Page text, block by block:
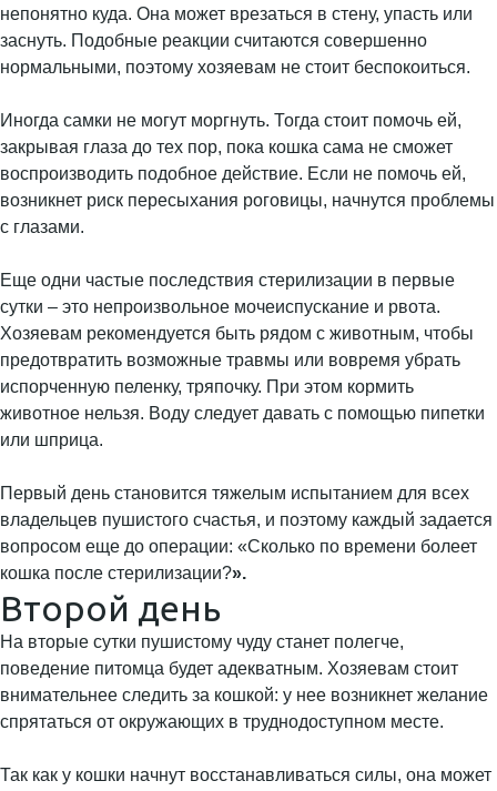
непонятно куда. Она может врезаться в стену, упасть или
заснуть. Подобные реакции считаются совершенно
нормальными, поэтому хозяевам не стоит беспокоиться.
Иногда самки не могут моргнуть. Тогда стоит помочь ей,
закрывая глаза до тех пор, пока кошка сама не сможет
воспроизводить подобное действие. Если не помочь ей,
возникнет риск пересыхания роговицы, начнутся проблемы
с глазами.
Еще одни частые последствия стерилизации в первые
сутки – это непроизвольное мочеиспускание и рвота.
Хозяевам рекомендуется быть рядом с животным, чтобы
предотвратить возможные травмы или вовремя убрать
испорченную пеленку, тряпочку. При этом кормить
животное нельзя. Воду следует давать с помощью пипетки
или шприца.
Первый день становится тяжелым испытанием для всех
владельцев пушистого счастья, и поэтому каждый задается
вопросом еще до операции: «Сколько по времени болеет
кошка после стерилизации?».
Второй день
На вторые сутки пушистому чуду станет полегче,
поведение питомца будет адекватным. Хозяевам стоит
внимательнее следить за кошкой: у нее возникнет желание
спрятаться от окружающих в труднодоступном месте.
Так как у кошки начнут восстанавливаться силы, она может